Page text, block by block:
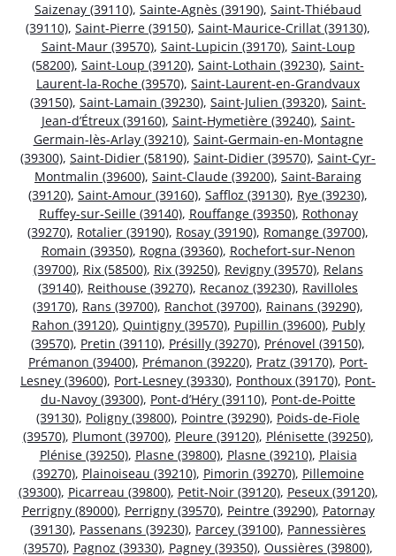
Saizenay (39110), Sainte-Agnès (39190), Saint-Thiébaud
(39110), Saint-Pierre (39150), Saint-Maurice-Crillat (39130),
Saint-Maur (39570), Saint-Lupicin (39170), Saint-Loup
(58200), Saint-Loup (39120), Saint-Lothain (39230), Saint-
Laurent-la-Roche (39570), Saint-Laurent-en-Grandvaux
(39150), Saint-Lamain (39230), Saint-Julien (39320), Saint-
Jean-d’Étreux (39160), Saint-Hymetière (39240), Saint-
Germain-lès-Arlay (39210), Saint-Germain-en-Montagne
(39300), Saint-Didier (58190), Saint-Didier (39570), Saint-Cyr-
Montmalin (39600), Saint-Claude (39200), Saint-Baraing
(39120), Saint-Amour (39160), Saffloz (39130), Rye (39230),
Ruffey-sur-Seille (39140), Rouffange (39350), Rothonay
(39270), Rotalier (39190), Rosay (39190), Romange (39700),
Romain (39350), Rogna (39360), Rochefort-sur-Nenon
(39700), Rix (58500), Rix (39250), Revigny (39570), Relans
(39140), Reithouse (39270), Recanoz (39230), Ravilloles
(39170), Rans (39700), Ranchot (39700), Rainans (39290),
Rahon (39120), Quintigny (39570), Pupillin (39600), Publy
(39570), Pretin (39110), Présilly (39270), Prénovel (39150),
Prémanon (39400), Prémanon (39220), Pratz (39170), Port-
Lesney (39600), Port-Lesney (39330), Ponthoux (39170), Pont-
du-Navoy (39300), Pont-d’Héry (39110), Pont-de-Poitte
(39130), Poligny (39800), Pointre (39290), Poids-de-Fiole
(39570), Plumont (39700), Pleure (39120), Plénisette (39250),
Plénise (39250), Plasne (39800), Plasne (39210), Plaisia
(39270), Plainoiseau (39210), Pimorin (39270), Pillemoine
(39300), Picarreau (39800), Petit-Noir (39120), Peseux (39120),
Perrigny (89000), Perrigny (39570), Peintre (39290), Patornay
(39130), Passenans (39230), Parcey (39100), Pannessières
(39570), Pagnoz (39330), Pagney (39350), Oussières (39800),